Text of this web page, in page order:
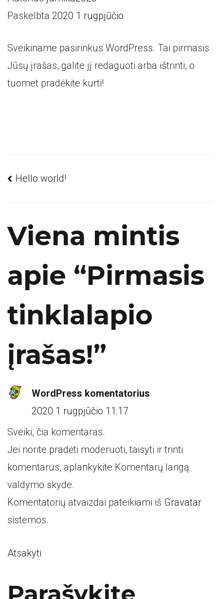
Paskelbta 2020 1 rugpjūčio
Sveikiname pasirinkus WordPress. Tai pirmasis
Jūsų įrašas, galite jį redaguoti arba ištrinti, o
tuomet pradėkite kurti!
Navigacija
tarp
įrašų
Hello world!
Viena mintis
apie “Pirmasis
tinklalapio
įrašas!”
WordPress komentatorius
2020 1 rugpjūčio 11:17
Sveiki, čia komentaras.
Jei norite pradėti moderuoti, taisyti ir trinti
komentarus, aplankykite Komentarų langą
valdymo skyde.
Komentatorių atvaizdai pateikiami iš Gravatar
sistemos.
Atsakyti